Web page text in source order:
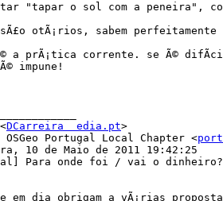
"tapar o sol com a peneira",
otÃ¡rios, sabem
a prÃ¡tica corrente. se Ã©
impune!
DCarreira  edia.pt>
OSGeo Portugal Local Chapter <
10 de Maio de 2011 19:42:25
Para onde foi / vai o
em dia obrigam a vÃ¡rias